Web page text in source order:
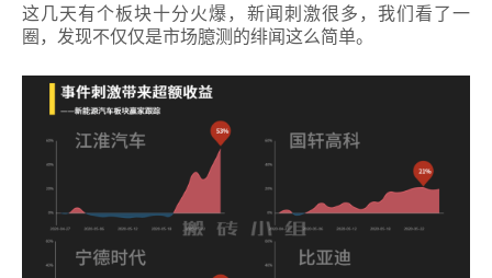
这几天有个板块十分火爆，新闻刺激很多，我们看了一
圈，发现不仅仅是市场臆测的绯闻这么简单。